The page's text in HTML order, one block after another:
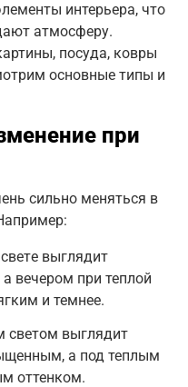
интерьера, что
атмосферу.
посуда, ковры
основные типы и
при
сильно меняться в
выглядит
вечером при теплой
и темнее.
светом выглядит
а под теплым
оттенком.